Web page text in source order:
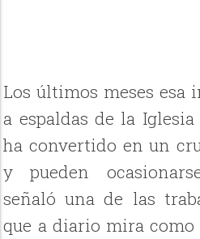
Los últimos meses esa
a espaldas de la
ha convertido en un
y pueden
señaló una de las
que a diario mira